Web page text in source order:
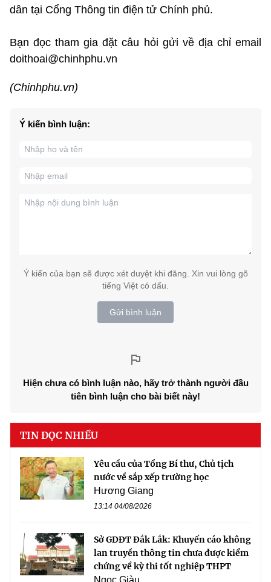
dân tại Cổng Thông tin điện tử Chính phủ.
Bạn đọc tham gia đặt câu hỏi gửi về địa chỉ email
doithoai@chinhphu.vn
(Chinhphu.vn)
Ý kiến bình luận:
Ý kiến của bạn sẽ được xét duyệt khi đăng. Xin vui lòng gõ
tiếng Việt có dấu.
Gửi bình luận
Hiện chưa có bình luận nào, hãy trở thành người đầu
tiên bình luận cho bài biết này!
TIN ĐỌC NHIỀU
Yêu cầu của Tổng Bí thư, Chủ tịch
nước về sắp xếp trường học
Hương Giang
13:14 04/08/2026
Sở GDĐT Đắk Lắk: Khuyến cáo không
lan truyền thông tin chưa được kiểm
chứng về kỳ thi tốt nghiệp THPT
Ngọc Giàu